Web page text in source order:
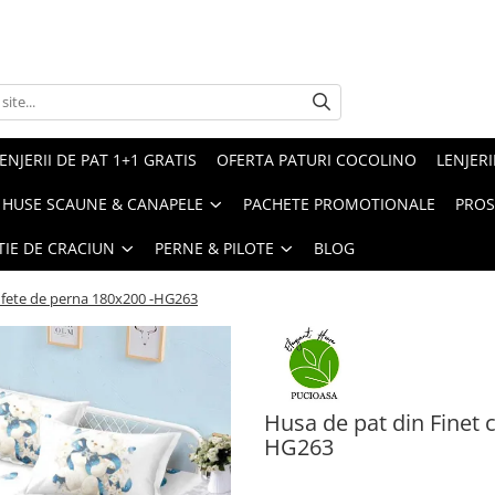
DE PAT 1+1 GRATIS OFERTA PATURI COCOLINO
HUSE SCAUNE & CANAPELE PACHETE PROMOTIONALE
DE CRACIUN PERNE & PILOTE BLOG
de perna 180x200 -HG263
Husa de pat din Finet
HG263